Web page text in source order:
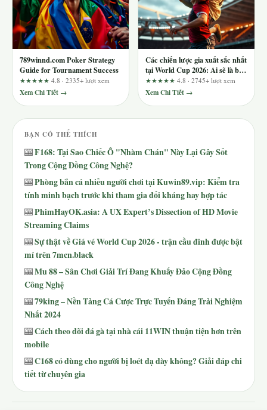
789winnd.com Poker Strategy
Guide for Tournament Success
★★★★★ 4.8 · 2335+ lượt xem
Xem Chi Tiết →
Các chiến lược gia xuất sắc nhất
tại World Cup 2026: Ai sẽ là bộ
não vàng?
★★★★★ 4.8 · 2745+ lượt xem
Xem Chi Tiết →
BẠN CÓ THỂ THÍCH
🎰F168: Tại Sao Chiếc Ô "Nhàm Chán" Này Lại Gây Sốt
Trong Cộng Đồng Công Nghệ?
🎰Phòng bắn cá nhiều người chơi tại Kuwin89.vip: Kiểm tra
tính minh bạch trước khi tham gia đối kháng hay hợp tác
🎰PhimHayOK.asia: A UX Expert’s Dissection of HD Movie
Streaming Claims
🎰Sự thật về Giá vé World Cup 2026 - trận cầu đinh được bật
mí trên 7mcn.black
🎰Mu 88 – Sân Chơi Giải Trí Đang Khuấy Đảo Cộng Đồng
Công Nghệ
🎰79king – Nền Tảng Cá Cược Trực Tuyến Đáng Trải Nghiệm
Nhất 2024
🎰Cách theo dõi đá gà tại nhà cái 11WIN thuận tiện hơn trên
mobile
🎰C168 có dùng cho người bị loét dạ dày không? Giải đáp chi
tiết từ chuyên gia